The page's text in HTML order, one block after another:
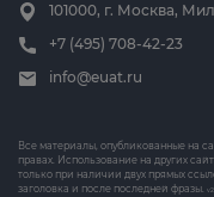
101000, г. Москва,
+7 (495) 708-42-23
info@euat.ru
Все материалы, опубликованные на
правах. Использование на других
только при наличии двух прямых
заголовка и после последней фразы.